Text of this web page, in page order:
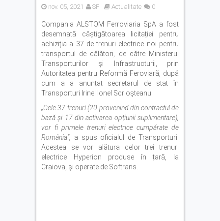
nov. 05, 2021 SF Actualitate 0
Compania ALSTOM Ferroviaria SpA a fost
desemnată câștigătoarea licitației pentru
achiziția a 37 de trenuri electrice noi pentru
transportul de călători, de către Ministerul
Transporturilor și Infrastructurii, prin
Autoritatea pentru Reformă Feroviară, după
cum a a anunțat secretarul de stat în
Transporturi Irinel Ionel Scrioșteanu.
„Cele 37 trenuri (20 provenind din contractul de
bază și 17 din activarea opțiunii suplimentare),
vor fi primele trenuri electrice cumpărate de
România”,
a spus oficialul de Transporturi.
Acestea se vor alătura celor trei trenuri
electrice Hyperion produse în țară, la
Craiova, și operate de Softrans.